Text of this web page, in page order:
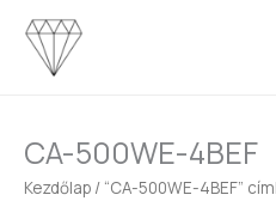
Skip
content
CA-500WE-4BEF
Kezdőlap / “CA-500WE-4BEF”